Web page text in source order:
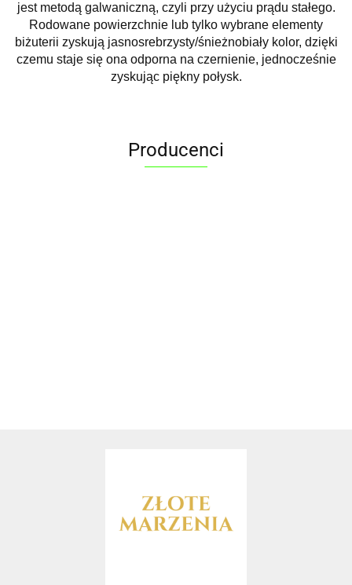
jest metodą galwaniczną, czyli przy użyciu prądu stałego.
Rodowane powierzchnie lub tylko wybrane elementy
biżuterii zyskują jasnosrebrzysty/śnieżnobiały kolor, dzięki
czemu staje się ona odporna na czernienie, jednocześnie
zyskując piękny połysk.
Producenci